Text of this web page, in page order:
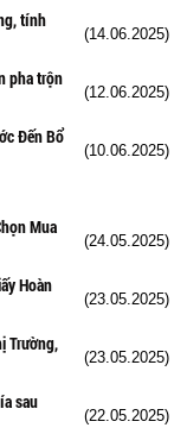
tính
(14.06.2025)
pha trộn
(12.06.2025)
Đến Bổ
(10.06.2025)
Mua
(24.05.2025)
Hoàn
(23.05.2025)
Trường,
(23.05.2025)
sau
(22.05.2025)